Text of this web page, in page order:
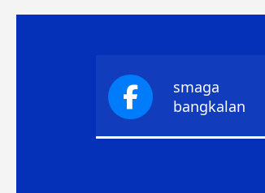
smaga
bangkalan